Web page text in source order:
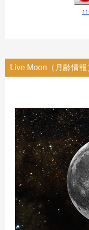
Live Moon（月齢情報